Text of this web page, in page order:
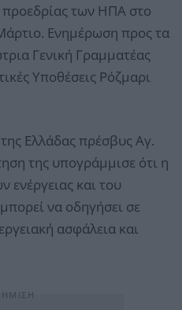
των ΗΠΑ στο
Ενημέρωση προς τα
Γενική Γραμματέας
Υποθέσεις Ρόζμαρι
Ελλάδας πρέσβυς Αγ.
της υπογράμμισε ότι η
και του
να οδηγήσει σε
ασφάλεια και